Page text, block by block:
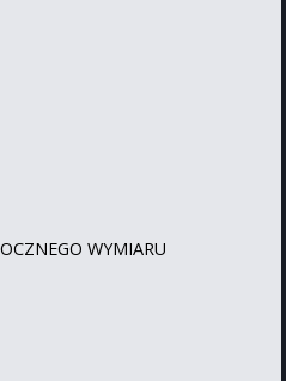
WYMIARU